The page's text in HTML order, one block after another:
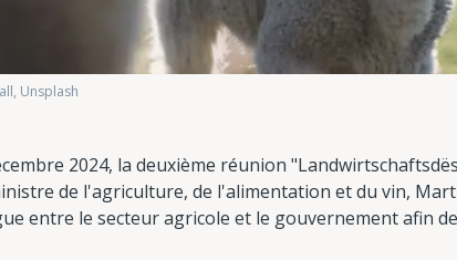
Unsplash
2024, la deuxième réunion
de l'agriculture, de l'alimentation et du vin,
entre le secteur agricole et le gouvernement afin